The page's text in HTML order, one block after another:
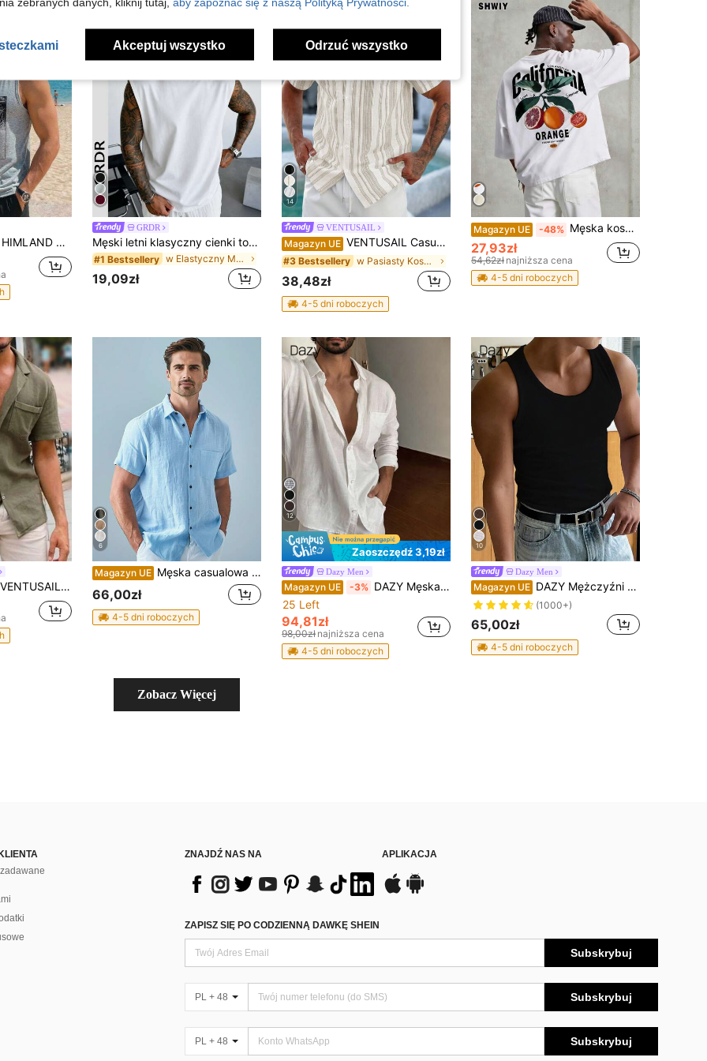
HIMLAND Męski top na ramiączkach z tropikalnym nadrukiem, wakacyjny, prezent na Dzień Ojca, piłka nożna
GRDR
Męski letni klasyczny cienki top bez rękawów z okrągłym dekoltem w jednolitym kolorze GRDR, odpowiedni do sportu, fitnessu i na co dzień
#1 Bestsellery w Elastyczny Męskie podkoszulki bez rękawów
19,09zł
14
VENTUSAIL
Magazyn UE VENTUSAIL Casualowa letnia koszula slim fit z krótkim rękawem, regularne ramiona, w paski, z guzikami z przodu, wakacyjna
#3 Bestsellery w Pasiasty Koszule męskie
38,48zł
4-5 dni roboczych
Magazyn UE -48% Męska koszulka Shwiy w stylu wakacyjnym z motywem owoców letnich, regionalnym, dopasowanym krojem i krótkim rękawem, Los Angeles, minimalistycznym nadrukiem z motywem owoców cytrusowych, lekka, codzienna koszulka, odpowiednia na wiosnę i lato, do codziennego noszenia
27,93zł
54,62zł najniższa cena
4-5 dni roboczych
VENTUSAIL Męska casualowa koszula bawełniana z kołnierzem stójką, krótkim rękawem, zapinana na guziki, z kieszenią, na wakacje i okazje formalne
6
Magazyn UE Męska casualowa koszula w jednolitym kolorze, koszula-kurtka z krótkim rękawem, jasnoniebieska modna hawajska koszula plażowa, krój luźny
66,00zł
4-5 dni roboczych
12
Zaoszczędź 3,19zł
Dazy Men
Magazyn UE -3% DAZY Męska koszula z krótkim rękawem w stylu ulicznym w kolorze białym
25 Left
94,81zł
98,00zł najniższa cena
4-5 dni roboczych
10
Dazy Men
Magazyn UE DAZY Mężczyźni Jednolity Tank Top
(1000+)
65,00zł
4-5 dni roboczych
Zobacz Więcej
ZNAJDŹ NAS NA APLIKACJA
ZAPISZ SIĘ PO CODZIENNĄ DAWKĘ SHEIN
Subskrybuj
PL + 48 Subskrybuj
PL + 48 Subskrybuj
Akceptuj wszystko Odrzuć wszystko